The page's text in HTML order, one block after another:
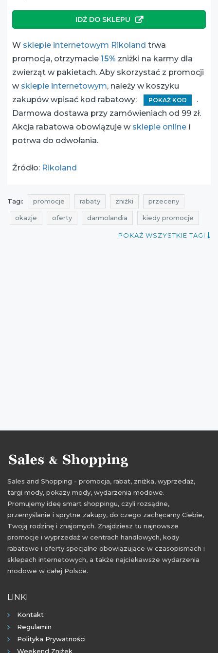
IDŹ DO SKLEPU
W sklepie internetowym Rikoland trwa
promocja, otrzymacie 15% zniżki na karmy dla
zwierząt w pakietach. Aby skorzystać z promocji
w sklepie internetowym, należy w koszyku
zakupów wpisać kod rabatowy:
POKAŻ KOD
.
Darmowa dostawa przy zamówieniach od 99 zł.
Akcja rabatowa obowiązuje w sklepie online i
potrwa do odwołania.
Źródło: Rikoland
Tagi: promocje rabaty zniżki przeceny
okazje oferty darmolandia kiedy promocje
rabaty październik
POKAŻ WSZYSTKIE TAGI
Sales and Shopping - promocja, rabat, zniżka, wyprzedaż,
targi mody, pokazy mody, wydarzenia modowe.
Promujemy ideę smart shoppingu, czyli rozsądne,
przemyślanie i sprytne zakupy, do czego zachęcamy Ciebie,
Twoją rodzinę i znajomych. Znajdziesz tu najnowsze
promocje i wyprzedaż w centrach handlowych, kody
rabatowe i oferty specjalne obowiązujące w czasopismach i
sklepach internetowych, a także najciekawsze wydarzenia
modowe w całej Polsce.
LINKI
Kontakt
Regulamin
Polityka Prywatności
Weekend Zniżek